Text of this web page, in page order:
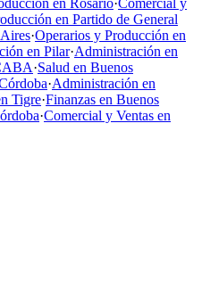
en Partido de General
·Operarios y Producción en
en Pilar·Administración en
·Salud en Buenos
·Administración en
Tigre·Finanzas en Buenos
·Comercial y Ventas en